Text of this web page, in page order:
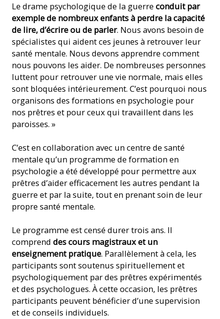
Le drame psychologique de la guerre conduit par
exemple de nombreux enfants à perdre la capacité
de lire, d’écrire ou de parler. Nous avons besoin de
spécialistes qui aident ces jeunes à retrouver leur
santé mentale. Nous devons apprendre comment
nous pouvons les aider. De nombreuses personnes
luttent pour retrouver une vie normale, mais elles
sont bloquées intérieurement. C’est pourquoi nous
organisons des formations en psychologie pour
nos prêtres et pour ceux qui travaillent dans les
paroisses. »
C’est en collaboration avec un centre de santé
mentale qu’un programme de formation en
psychologie a été développé pour permettre aux
prêtres d’aider efficacement les autres pendant la
guerre et par la suite, tout en prenant soin de leur
propre santé mentale.
Le programme est censé durer trois ans. Il
comprend des cours magistraux et un
enseignement pratique. Parallèlement à cela, les
participants sont soutenus spirituellement et
psychologiquement par des prêtres expérimentés
et des psychologues. À cette occasion, les prêtres
participants peuvent bénéficier d’une supervision
et de conseils individuels.